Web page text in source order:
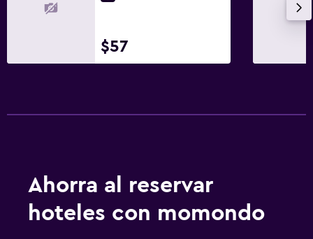
$57
Ahorra al reservar
hoteles con momondo